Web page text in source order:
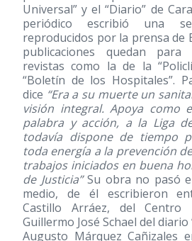
Universal” y el “Diario” de
periódico escribió una
reproducidos por la prensa de
publicaciones quedan
revistas como la de la
“Boletín de los Hospitales”.
dice “Era a su muerte un
visión integral. Apoya como
palabra y acción, a la Liga
todavía dispone de tiempo
toda energía a la prevención
trabajos iniciados en buena
de Justicia”Su obra no pasó
medio, de él escribieron
Castillo Arráez, del Centro
Guillermo José Schael del diario
Augusto Márquez Cañizales